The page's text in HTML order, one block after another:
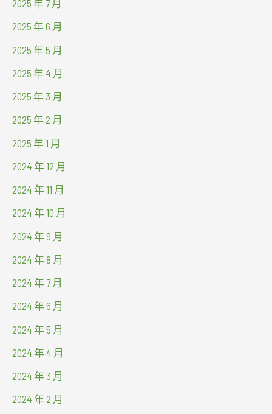
2025 年 7 月
2025 年 6 月
2025 年 5 月
2025 年 4 月
2025 年 3 月
2025 年 2 月
2025 年 1 月
2024 年 12 月
2024 年 11 月
2024 年 10 月
2024 年 9 月
2024 年 8 月
2024 年 7 月
2024 年 6 月
2024 年 5 月
2024 年 4 月
2024 年 3 月
2024 年 2 月